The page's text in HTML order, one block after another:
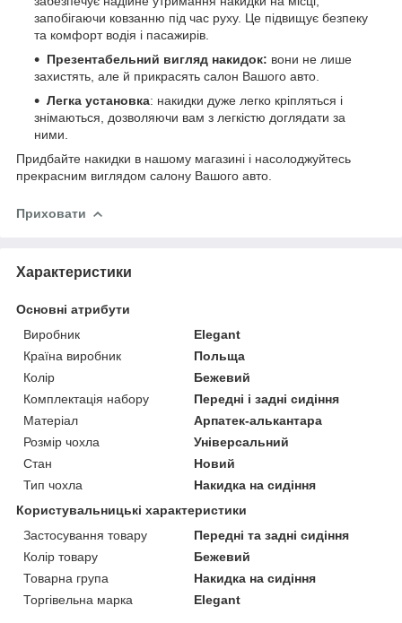
запобігаючи ковзанню під час руху. Це підвищує безпеку
та комфорт водія і пасажирів.
Презентабельний вигляд накидок: вони не лише
захистять, але й прикрасять салон Вашого авто.
Легка установка: накидки дуже легко кріпляться і
знімаються, дозволяючи вам з легкістю доглядати за
ними.
Придбайте накидки в нашому магазині і насолоджуйтесь
прекрасним виглядом салону Вашого авто.
Приховати
Характеристики
Основні атрибути
Виробник
Elegant
Країна виробник
Польща
Колір
Бежевий
Комплектація набору
Передні і задні сидіння
Матеріал
Арпатек-алькантара
Розмір чохла
Універсальний
Стан
Новий
Тип чохла
Накидка на сидіння
Користувальницькі характеристики
Застосування товару
Передні та задні сидіння
Колір товару
Бежевий
Товарна група
Накидка на сидіння
Торгівельна марка
Elegant